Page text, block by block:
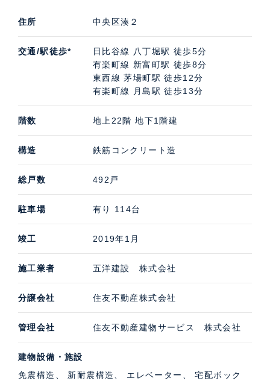
住所 中央区湊２
交通/駅徒歩*
日比谷線 八丁堀駅 徒歩5分
有楽町線 新富町駅 徒歩8分
東西線 茅場町駅 徒歩12分
有楽町線 月島駅 徒歩13分
階数 地上22階 地下1階建
構造 鉄筋コンクリート造
総戸数 492戸
駐車場 有り 114台
竣工 2019年1月
施工業者 五洋建設 株式会社
分譲会社 住友不動産株式会社
管理会社 住友不動産建物サービス 株式会社
建物設備・施設
免震構造、 新耐震構造、 エレベーター、 宅配ボック